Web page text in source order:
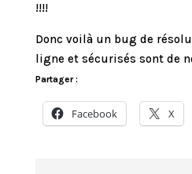
!!!!
Donc voilà un bug de
ligne et sécurisés sont de
Partager :
Facebook X